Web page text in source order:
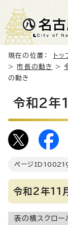
現在の位置： トッ
>市長の動き >
の動き
令和2年
ページID
令和2年11
表の横スクロー